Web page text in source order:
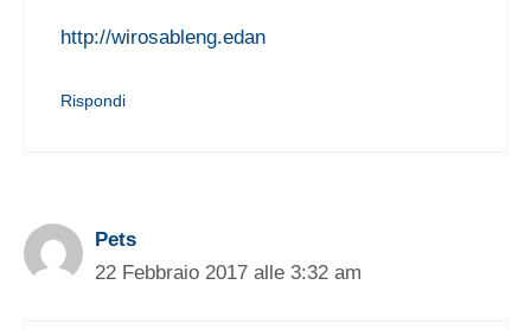
http://wirosableng.edan
Rispondi
Pets
22 Febbraio 2017 alle 3:32 am